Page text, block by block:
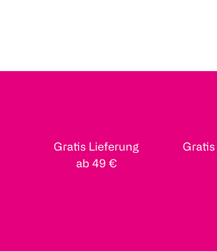
Gratis Lieferung
ab 49 €